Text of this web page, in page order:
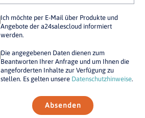
Ich möchte per E-Mail über Produkte und
Angebote der a24salescloud informiert
werden.
Die angegebenen Daten dienen zum
Beantworten Ihrer Anfrage und um Ihnen die
angeforderten Inhalte zur Verfügung zu
stellen. Es gelten unsere Datenschutzhinweise.
Absenden